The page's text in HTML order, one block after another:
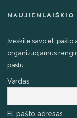
NAUJIENLAIŠKIO
Įveskite savo el. pašto
organizuojamus
paštu.
Vardas
El. pašto adresas